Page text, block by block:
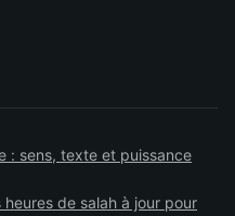
: sens, texte et puissance
de salah à jour pour